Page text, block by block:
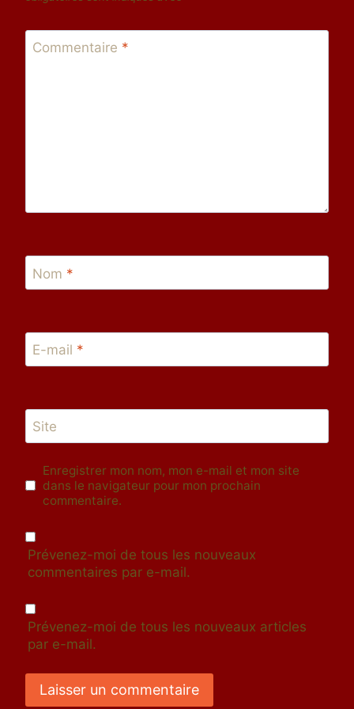
Commentaire *
Nom *
E-mail *
Site
Enregistrer mon nom, mon e-mail et mon site
dans le navigateur pour mon prochain
commentaire.
Prévenez-moi de tous les nouveaux
commentaires par e-mail.
Prévenez-moi de tous les nouveaux articles
par e-mail.